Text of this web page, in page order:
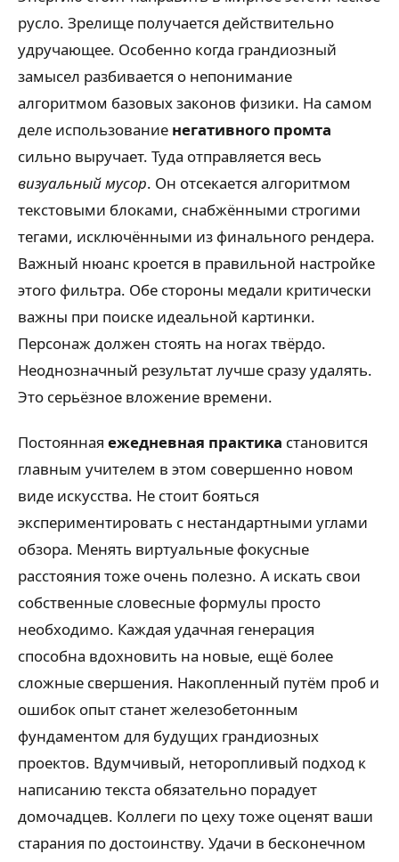
русло. Зрелище получается действительно
удручающее. Особенно когда грандиозный
замысел разбивается о непонимание
алгоритмом базовых законов физики. На самом
деле использование негативного промта
сильно выручает. Туда отправляется весь
визуальный мусор. Он отсекается алгоритмом
текстовыми блоками, снабжёнными строгими
тегами, исключёнными из финального рендера.
Важный нюанс кроется в правильной настройке
этого фильтра. Обе стороны медали критически
важны при поиске идеальной картинки.
Персонаж должен стоять на ногах твёрдо.
Неоднозначный результат лучше сразу удалять.
Это серьёзное вложение времени.
Постоянная ежедневная практика становится
главным учителем в этом совершенно новом
виде искусства. Не стоит бояться
экспериментировать с нестандартными углами
обзора. Менять виртуальные фокусные
расстояния тоже очень полезно. А искать свои
собственные словесные формулы просто
необходимо. Каждая удачная генерация
способна вдохновить на новые, ещё более
сложные свершения. Накопленный путём проб и
ошибок опыт станет железобетонным
фундаментом для будущих грандиозных
проектов. Вдумчивый, неторопливый подход к
написанию текста обязательно порадует
домочадцев. Коллеги по цеху тоже оценят ваши
старания по достоинству. Удачи в бесконечном